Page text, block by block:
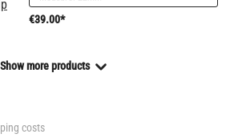
€39.00*
Show more products
costs